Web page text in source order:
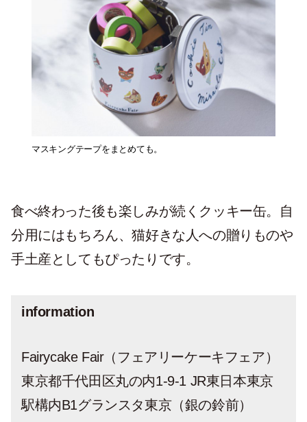
マスキングテープをまとめても。
食べ終わった後も楽しみが続くクッキー缶。自
分用にはもちろん、猫好きな人への贈りものや
手土産としてもぴったりです。
information
Fairycake Fair（フェアリーケーキフェア）
東京都千代田区丸の内1-9-1 JR東日本東京
駅構内B1グランスタ東京（銀の鈴前）